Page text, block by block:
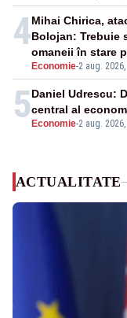
4
Economie-2 aug.
Mihai Chirica,
Bolojan: Trebuie
omaneii în stare
5 Economie-2 aug.
Daniel Udrescu:
central al
ACTUALITATE